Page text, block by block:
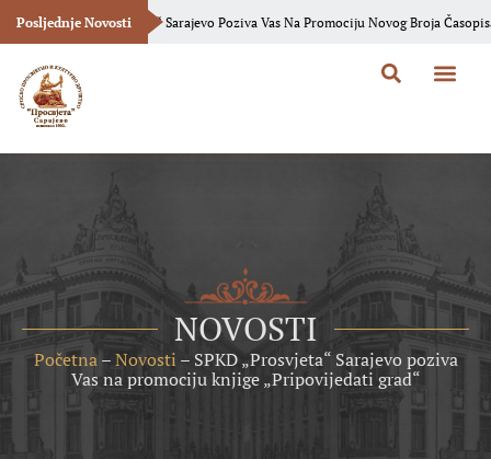
Posljednje NovostiSarajevo Poziva Vas Na Promociju Novog Broja Časopisa „Bosanska
NOVOSTI
Početna–Novosti– SPKD „Prosvjeta“ Sarajevo poziva
Vas na promociju knjige „Pripovijedati grad“